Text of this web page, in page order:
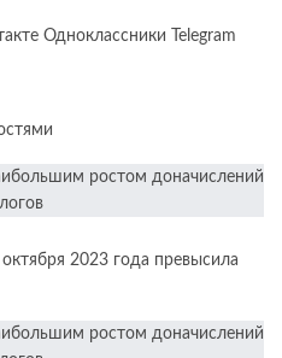
Одноклассники Telegram
2023 года превысила